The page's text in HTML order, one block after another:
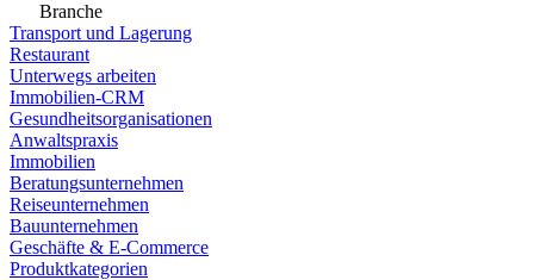
Branche
Transport und Lagerung
Restaurant
Unterwegs arbeiten
Immobilien-CRM
Gesundheitsorganisationen
Anwaltspraxis
Immobilien
Beratungsunternehmen
Reiseunternehmen
Bauunternehmen
Geschäfte & E-Commerce
Produktkategorien